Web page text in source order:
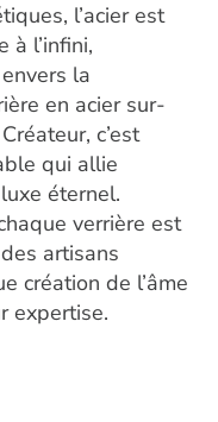
l’acier est
à l’infini,
la
en acier sur-
c’est
qui allie
éternel.
verrière est
artisans
création de l’âme
expertise.